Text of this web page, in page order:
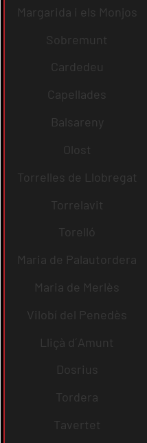
Margarida i els Monjos
Sobremunt
Cardedeu
Capellades
Balsareny
Olost
Torrelles de Llobregat
Torrelavit
Torelló
Maria de Palautordera
Maria de Merlès
Vilobí del Penedès
Lliçà d´Amunt
Dosrius
Tordera
Tavertet